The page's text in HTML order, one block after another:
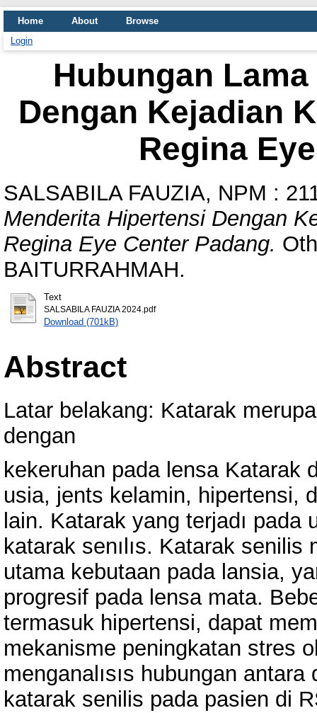
Home About
Browse
Login
Hubungan
Dengan Kejadian
Regina
SALSABILA FAUZIA, NPM :
Menderita Hipertensi Dengan
Regina Eye Center Padang.
BAITURRAHMAH.
Text
SALSABILA FAUZIA 2024.pdf
Download (701kB)
Abstract
Latar belakang: Katarak
dengan
kekeruhan pada lensa Katarak
usia, jents kelamin, hipertensi,
lain. Katarak yang terjadı
katarak senılıs. Katarak
utama kebutaan pada lansia,
progresif pada lensa mata.
termasuk hipertensi, dapat
mekanisme peningkatan stres
menganalısıs hubungan
katarak senilis pada pasien di